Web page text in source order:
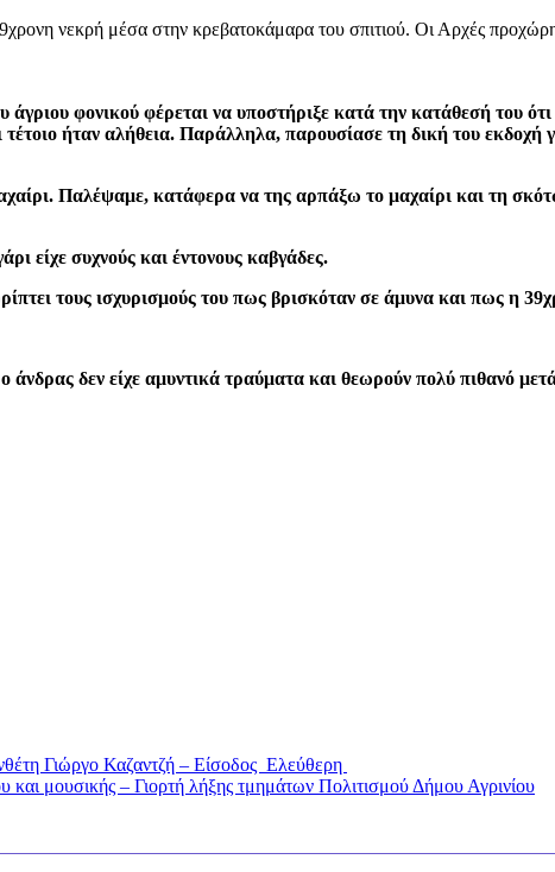
νεκρή μέσα στην κρεβατοκάμαρα του σπιτιού. Οι Αρχές
φονικού φέρεται να υποστήριξε κατά την κατάθεσή του
ήταν αλήθεια. Παράλληλα, παρουσίασε τη δική του εκδοχή
Παλέψαμε, κατάφερα να της αρπάξω το μαχαίρι και τη
είχε συχνούς και έντονους καβγάδες.
τους ισχυρισμούς του πως βρισκόταν σε άμυνα και πως η
δεν είχε αμυντικά τραύματα και θεωρούν πολύ πιθανό
Γιώργο Καζαντζή – Είσοδος Ελεύθερη
μουσικής – Γιορτή λήξης τμημάτων Πολιτισμού Δήμου Αγρινίου